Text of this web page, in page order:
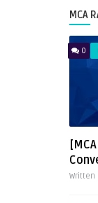
MCA
0
Written